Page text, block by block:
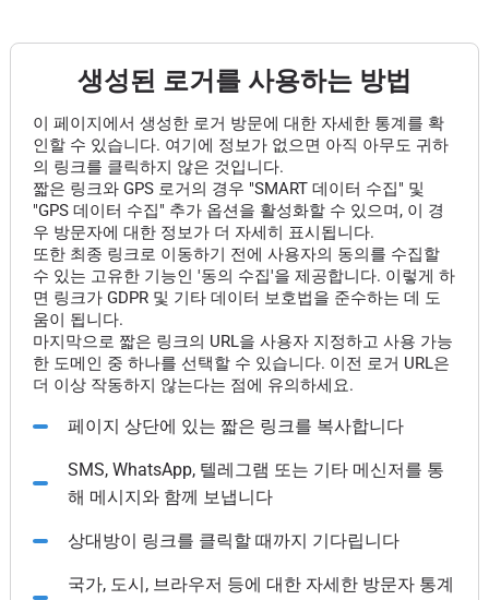
생성된 로거를 사용하는 방법
이 페이지에서 생성한 로거 방문에 대한 자세한 통계를 확
인할 수 있습니다. 여기에 정보가 없으면 아직 아무도 귀하
의 링크를 클릭하지 않은 것입니다.
짧은 링크와 GPS 로거의 경우 "SMART 데이터 수집" 및
"GPS 데이터 수집" 추가 옵션을 활성화할 수 있으며, 이 경
우 방문자에 대한 정보가 더 자세히 표시됩니다.
또한 최종 링크로 이동하기 전에 사용자의 동의를 수집할
수 있는 고유한 기능인 '동의 수집'을 제공합니다. 이렇게 하
면 링크가 GDPR 및 기타 데이터 보호법을 준수하는 데 도
움이 됩니다.
마지막으로 짧은 링크의 URL을 사용자 지정하고 사용 가능
한 도메인 중 하나를 선택할 수 있습니다. 이전 로거 URL은
더 이상 작동하지 않는다는 점에 유의하세요.
페이지 상단에 있는 짧은 링크를 복사합니다
SMS, WhatsApp, 텔레그램 또는 기타 메신저를 통
해 메시지와 함께 보냅니다
상대방이 링크를 클릭할 때까지 기다립니다
국가, 도시, 브라우저 등에 대한 자세한 방문자 통계